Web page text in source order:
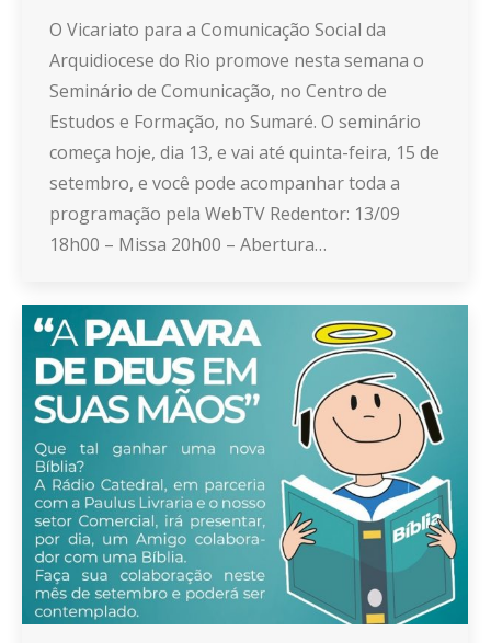
O Vicariato para a Comunicação Social da
Arquidiocese do Rio promove nesta semana o
Seminário de Comunicação, no Centro de
Estudos e Formação, no Sumaré. O seminário
começa hoje, dia 13, e vai até quinta-feira, 15 de
setembro, e você pode acompanhar toda a
programação pela WebTV Redentor: 13/09
18h00 – Missa 20h00 – Abertura…